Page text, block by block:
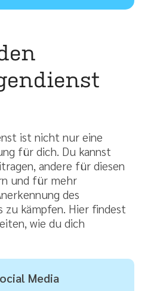
ist nicht nur eine
für dich. Du kannst
andere für diesen
und für mehr
des
zu kämpfen. Hier findest
wie du dich
Media